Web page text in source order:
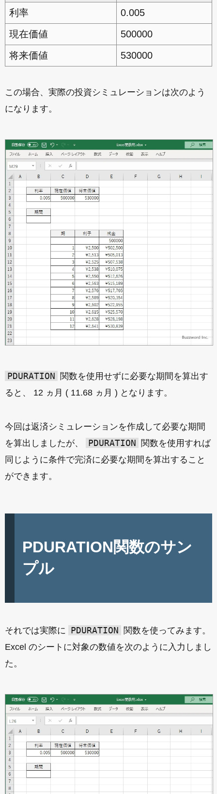
利率
0.005
現在価値
500000
将来価値
530000
この場合、実際の投資シミュレーションは次のよう
になります。
PDURATION
関数を使用せずに必要な期間を算出す
ると、 12 ヵ月 ( 11.68 ヵ月 ) となります。
今回は返済シミュレーションを作成して必要な期間
を算出しましたが、
PDURATION
関数を使用すれば
同じように条件で完済に必要な期間を算出すること
ができます。
PDURATION関数のサン
プル
それでは実際に PDURATION
関数を使ってみます。
Excel のシートに対象の数値を次のように入力しまし
た。